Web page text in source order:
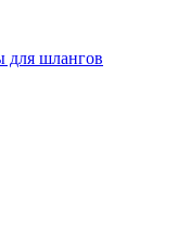
для шлангов